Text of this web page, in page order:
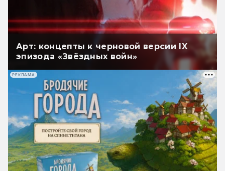
Арт: концепты к черновой версии IX
эпизода «Звёздных войн»
РЕКЛАМА